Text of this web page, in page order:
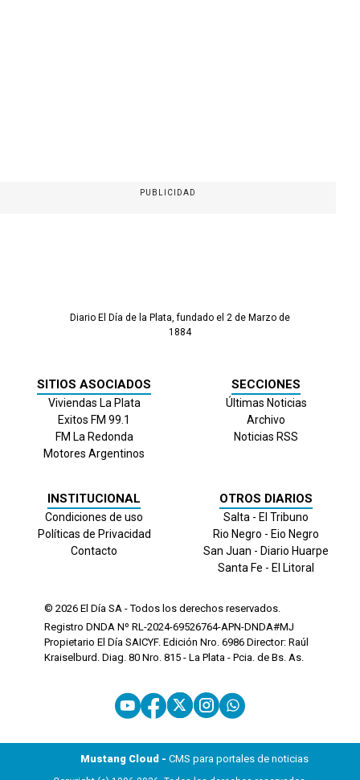
PUBLICIDAD
Diario El Día de la Plata, fundado el 2 de Marzo de
1884
SITIOS ASOCIADOS
Viviendas La Plata
Exitos FM 99.1
FM La Redonda
Motores Argentinos
SECCIONES
Últimas Noticias
Archivo
Noticias RSS
INSTITUCIONAL
Condiciones de uso
Políticas de Privacidad
Contacto
OTROS DIARIOS
Salta - El Tribuno
Rio Negro - Eio Negro
San Juan - Diario Huarpe
Santa Fe - El Litoral
© 2026 El Día SA - Todos los derechos reservados.
Registro DNDA Nº RL-2024-69526764-APN-DNDA#MJ
Propietario El Día SAICYF. Edición Nro. 6986 Director: Raúl
Kraiselburd. Diag. 80 Nro. 815 - La Plata - Pcia. de Bs. As.
Mustang Cloud - CMS para portales de noticias